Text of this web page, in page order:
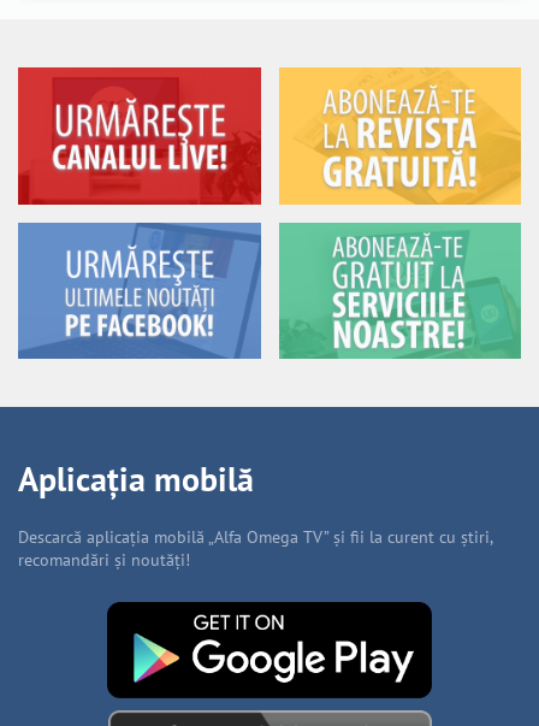
Aplicația mobilă
Descarcă aplicația mobilă „Alfa Omega TV” și fii la curent cu știri,
recomandări și noutăți!